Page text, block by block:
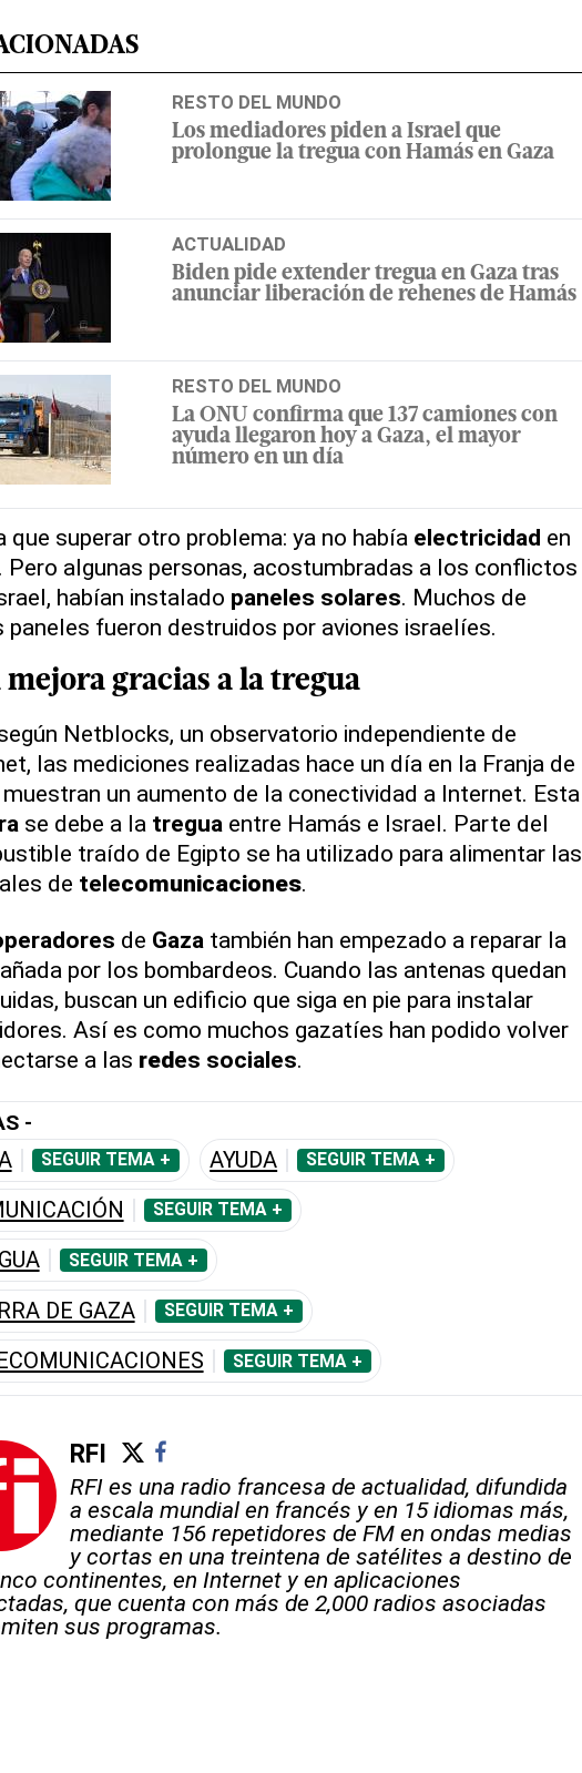
RESTO DEL MUNDO
Los mediadores piden a Israel que
prolongue la tregua con Hamás en Gaza
ACTUALIDAD
Biden pide extender tregua en Gaza tras
anunciar liberación de rehenes de Hamás
RESTO DEL MUNDO
La ONU confirma que 137 camiones con
ayuda llegaron hoy a Gaza, el mayor
número en un día
que superar otro problema: ya no había electricidad en
Pero algunas personas, acostumbradas a los conflictos
habían instalado paneles solares. Muchos de
paneles fueron destruidos por aviones israelíes.
mejoragracias a la tregua
Netblocks, un observatorio independiente de
las mediciones realizadas hace un día en la Franja de
un aumento de la conectividad a Internet. Esta
se debe a la treguaentre Hamás e Israel. Parte del
traído de Egipto se ha utilizado para alimentar las
de telecomunicaciones.
de Gazatambién han empezado a reparar la
por los bombardeos. Cuando las antenas quedan
buscan un edificio que siga en pie para instalar
Así es como muchos gazatíes han podido volver
a las redes sociales.
-
SEGUIR TEMA + AYUDA SEGUIR TEMA +
SEGUIR TEMA +
SEGUIR TEMA +
DE GAZA SEGUIR TEMA +
SEGUIR TEMA +
RFI
RFI es una radio francesa de actualidad, difundida
a escala mundial en francés y en 15 idiomas más,
mediante 156 repetidores de FM en ondas medias
y cortas en una treintena de satélites a destino de
continentes, en Internet y en aplicaciones
que cuenta con más de 2,000 radios asociadas
sus programas.